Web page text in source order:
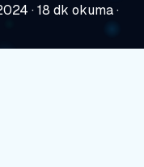
·18 dk okuma·